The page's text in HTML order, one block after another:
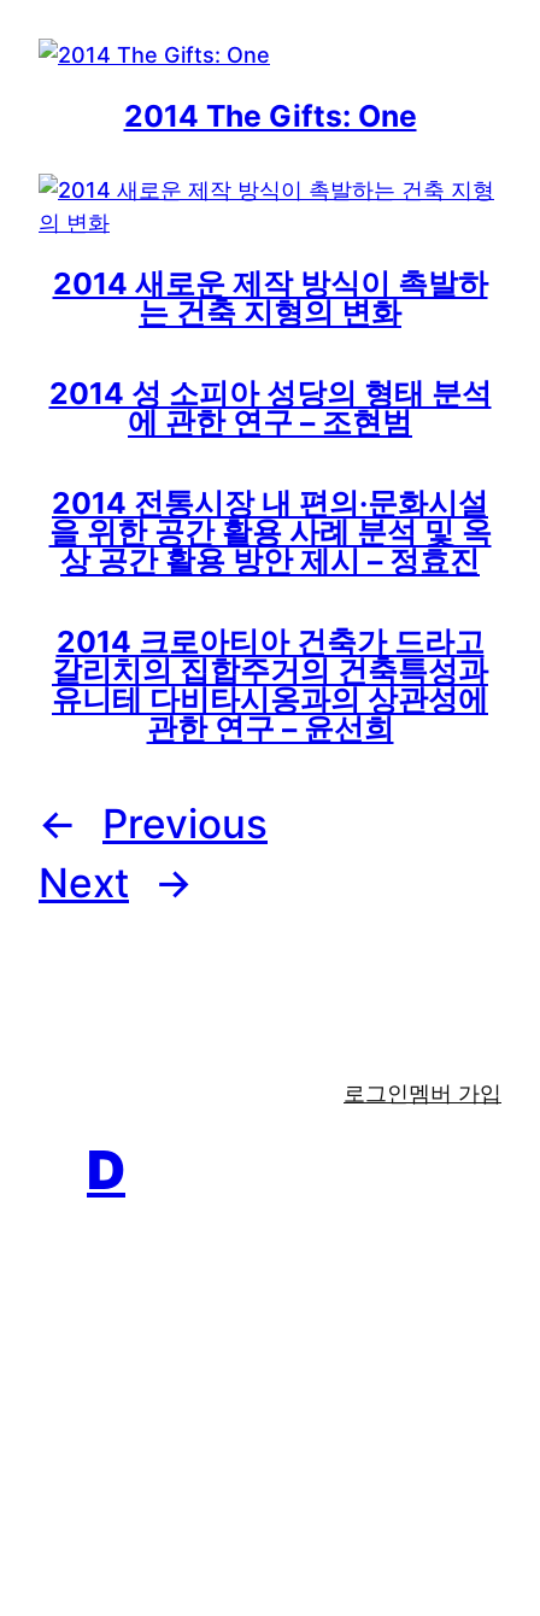
2014 The Gifts: One
2014 새로운 제작 방식이 촉발하
는 건축 지형의 변화
2014 성 소피아 성당의 형태 분석
에 관한 연구 – 조현범
2014 전통시장 내 편의·문화시설
을 위한 공간 활용 사례 분석 및 옥
상 공간 활용 방안 제시 – 정효진
2014 크로아티아 건축가 드라고
갈리치의 집합주거의 건축특성과
유니테 다비타시옹과의 상관성에
관한 연구 – 윤선희
←
Previousㅤ
Next
→
D
로그인멤버 가입